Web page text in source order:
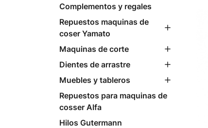
Complementos y regales
Repuestos maquinas de
coser Yamato
Maquinas de corte
Dientes de arrastre
Muebles y tableros
Repuestos para maquinas de
cosser Alfa
Hilos Gutermann